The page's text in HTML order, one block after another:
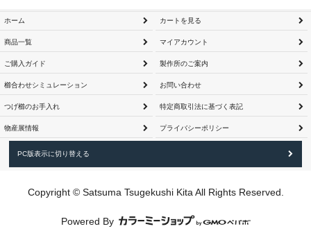
ホーム カートを見る
商品一覧 マイアカウント
ご購入ガイド 製作所のご案内
櫛合わせシミュレーション お問い合わせ
つげ櫛のお手入れ 特定商取引法に基づく表記
物産展情報 プライバシーポリシー
PC版表示に切り替える
Copyright © Satsuma Tsugekushi Kita All Rights Reserved.
Powered By